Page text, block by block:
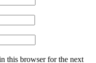
this browser for the next